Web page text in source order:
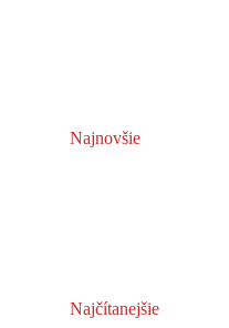
Najnovšie
Najčítanejšie